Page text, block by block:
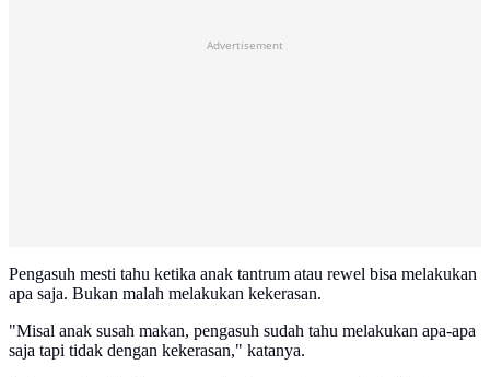
Advertisement
Pengasuh mesti tahu ketika anak tantrum atau rewel bisa melakukan
apa saja. Bukan malah melakukan kekerasan.
"Misal anak susah makan, pengasuh sudah tahu melakukan apa-apa
saja tapi tidak dengan kekerasan," katanya.